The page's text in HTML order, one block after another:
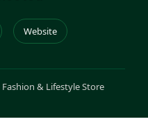
Website
Fashion & Lifestyle Store